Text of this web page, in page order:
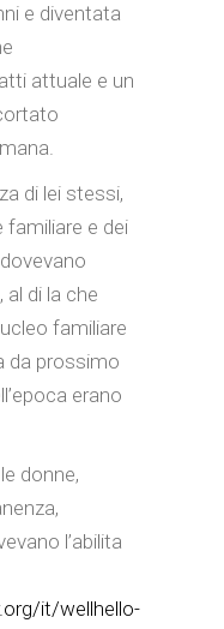
e diventata
attuale e un
di lei stessi,
familiare e dei
al di la che
familiare
da prossimo
erano
donne,
l’abilita
it/wellhello-